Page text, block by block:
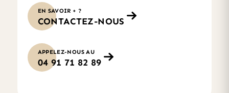
EN SAVOIR + ?
CONTACTEZ-NOUS
APPELEZ-NOUS AU
04 91 71 82 89